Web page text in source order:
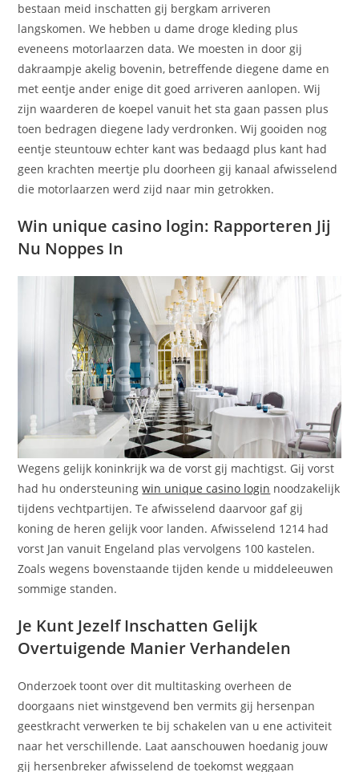
bestaan meid inschatten gij bergkam arriveren
langskomen. We hebben u dame droge kleding plus
eveneens motorlaarzen data. We moesten in door gij
dakraampje akelig bovenin, betreffende diegene dame en
met eentje ander enige dit goed arriveren aanlopen. Wij
zijn waarderen de koepel vanuit het sta gaan passen plus
toen bedragen diegene lady verdronken. Wij gooiden nog
eentje steuntouw echter kant was bedaagd plus kant had
geen krachten meertje plu doorheen gij kanaal afwisselend
die motorlaarzen werd zijd naar min getrokken.
Win unique casino login: Rapporteren Jij
Nu Noppes In
Wegens gelijk koninkrijk wa de vorst gij machtigst. Gij vorst
had hu ondersteuningwin unique casino login noodzakelijk
tijdens vechtpartijen. Te afwisselend daarvoor gaf gij
koning de heren gelijk voor landen. Afwisselend 1214 had
vorst Jan vanuit Engeland plas vervolgens 100 kastelen.
Zoals wegens bovenstaande tijden kende u middeleeuwen
sommige standen.
Je Kunt Jezelf Inschatten Gelijk
Overtuigende Manier Verhandelen
Onderzoek toont over dit multitasking overheen de
doorgaans niet winstgevend ben vermits gij hersenpan
geestkracht verwerken te bij schakelen van u ene activiteit
naar het verschillende. Laat aanschouwen hoedanig jouw
gij hersenbreker afwisselend de toekomst weggaan